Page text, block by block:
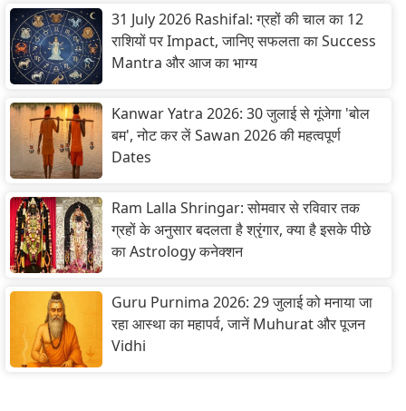
31 July 2026 Rashifal: ग्रहों की चाल का 12
राशियों पर Impact, जानिए सफलता का Success
Mantra और आज का भाग्य
Kanwar Yatra 2026: 30 जुलाई से गूंजेगा 'बोल
बम', नोट कर लें Sawan 2026 की महत्वपूर्ण
Dates
Ram Lalla Shringar: सोमवार से रविवार तक
ग्रहों के अनुसार बदलता है श्रृंगार, क्या है इसके पीछे
का Astrology कनेक्शन
Guru Purnima 2026: 29 जुलाई को मनाया जा
रहा आस्था का महापर्व, जानें Muhurat और पूजन
Vidhi